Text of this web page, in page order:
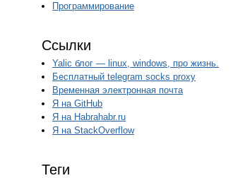
Программирование
Ссылки
Yalic блог — linux, windows, про жизнь.
Бесплатный telegram socks proxy
Временная электронная почта
Я на GitHub
Я на Habrahabr.ru
Я на StackOverflow
Теги